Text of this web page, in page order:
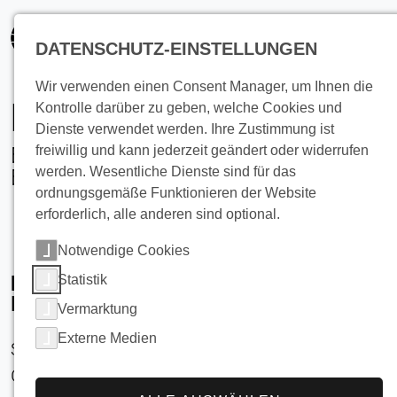
springen
Eiswasser-Kühlung
Effiziente Temperaturkontrolle mit
Eiswassersystemen
Einleitung: Die Rolle von Eiswasser in der
Industrie- und Gebäudekühlung
Sowohl in der industriellen Lebensmittel- und
Getränkeindustrie als auch in der
DATENSCHUTZ-EINSTELLUNGEN
Wir verwenden einen Consent Manager, um Ihnen die
Kontrolle darüber zu geben, welche Cookies und
Dienste verwendet werden. Ihre Zustimmung ist
freiwillig und kann jederzeit geändert oder widerrufen
werden. Wesentliche Dienste sind für das
ordnungsgemäße Funktionieren der Website
erforderlich, alle anderen sind optional.
Notwendige Cookies
Statistik
Vermarktung
Externe Medien